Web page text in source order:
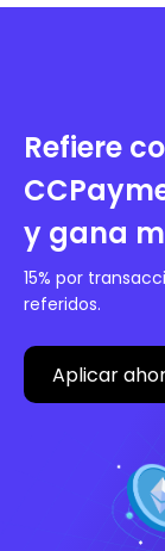
Refiere
y gana
15% por
referidos.
Aplicar